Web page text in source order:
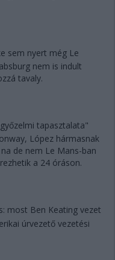
sem nyert még Le
nem is indult
tavaly.
tapasztalata"
López hármasnak
de nem Le Mans-ban
a 24 óráson.
most Ben Keating vezet
úrvezető vezetési